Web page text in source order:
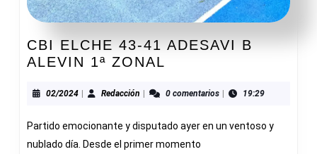
CBI ELCHE 43-41 ADESAVI B
ALEVIN 1ª ZONAL
43-
ADESAVI
B
02/202402/2024Redacción Redacción0 comentarios 19:29
Partido emocionante y disputado ayer en un ventoso y
nublado día. Desde el primer momento